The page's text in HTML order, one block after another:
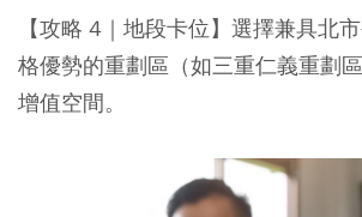
【攻略 4｜地段卡位】 選擇兼具北
格優勢的重劃區（如三重仁義重劃
增值空間。